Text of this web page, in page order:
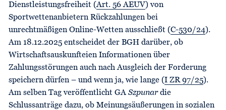
Dienstleistungsfreiheit (Art. 56 AEUV) von
Sportwettenanbietern Rückzahlungen bei
unrechtmäßigen Online-Wetten ausschließt (C-530/24).
Am 18.12.2025 entscheidet der BGH darüber, ob
Wirtschaftsauskunfteien Informationen über
Zahlungsstörungen auch nach Ausgleich der Forderung
speichern dürfen – und wenn ja, wie lange (I ZR 97/25).
Am selben Tag veröffentlicht GASzpunardie
Schlussanträge dazu, ob Meinungsäußerungen in sozialen